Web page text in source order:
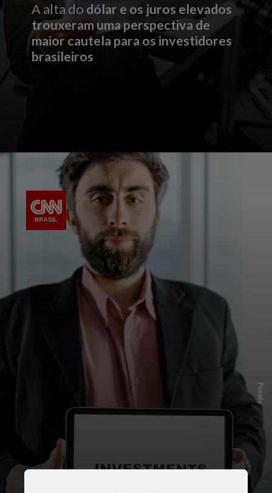
A alta do dólar e os juros elevados
trouxeram uma perspectiva de
maior cautela para os investidores
brasileiros
Pexels